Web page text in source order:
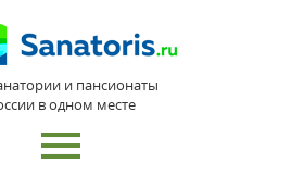
и пансионаты
в одном месте